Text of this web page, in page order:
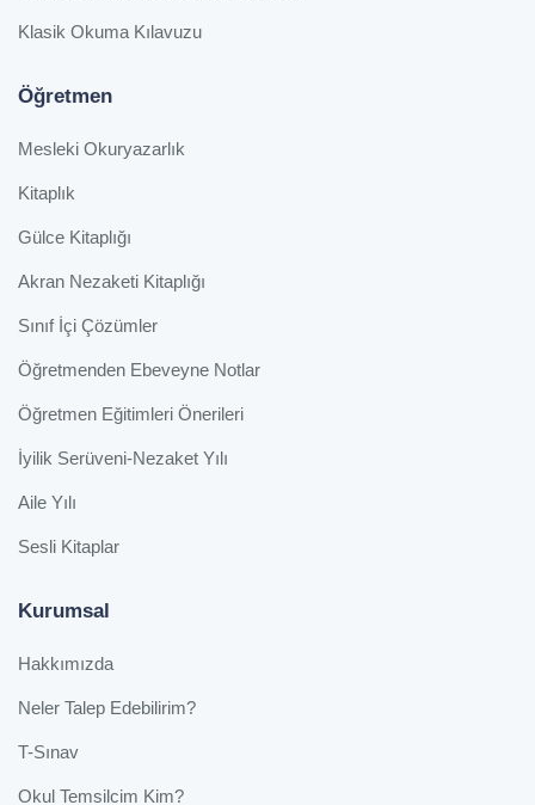
Klasik Okuma Kılavuzu
Öğretmen
Mesleki Okuryazarlık
Kitaplık
Gülce Kitaplığı
Akran Nezaketi Kitaplığı
Sınıf İçi Çözümler
Öğretmenden Ebeveyne Notlar
Öğretmen Eğitimleri Önerileri
İyilik Serüveni-Nezaket Yılı
Aile Yılı
Sesli Kitaplar
Kurumsal
Hakkımızda
Neler Talep Edebilirim?
T-Sınav
Okul Temsilcim Kim?